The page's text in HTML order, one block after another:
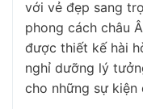
với vẻ đẹp sang
phong cách châu
được thiết kế hài
nghỉ dưỡng lý
cho những sự kiện